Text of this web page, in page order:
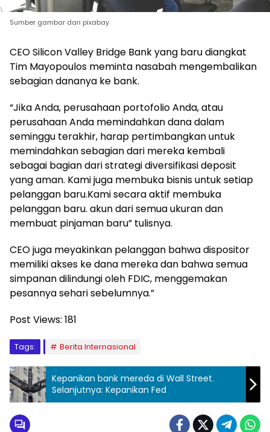
Sumber gambar dari pixabay
CEO Silicon Valley Bridge Bank yang baru diangkat
Tim Mayopoulos meminta nasabah mengembalikan
sebagian dananya ke bank.
“Jika Anda, perusahaan portofolio Anda, atau
perusahaan Anda memindahkan dana dalam
seminggu terakhir, harap pertimbangkan untuk
memindahkan sebagian dari mereka kembali
sebagai bagian dari strategi diversifikasi deposit
yang aman. Kami juga membuka bisnis untuk setiap
pelanggan baru.Kami secara aktif membuka
pelanggan baru. akun dari semua ukuran dan
membuat pinjaman baru” tulisnya.
CEO juga meyakinkan pelanggan bahwa dispositor
memiliki akses ke dana mereka dan bahwa semua
simpanan dilindungi oleh FDIC, menggemakan
pesannya sehari sebelumnya.”
Post Views: 181
Tags: Berita Internasional
Kepanikan bank mereda di Wall Street.
Selanjutnya: Kepanikan Fed